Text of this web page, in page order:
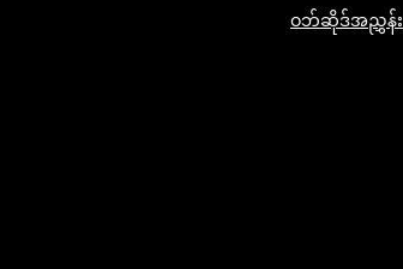
ဝဘ်ဆိုဒ်အညွှန်း